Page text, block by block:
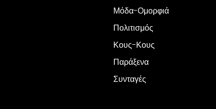
Μόδα-Ομορφιά
Πολιτισμός
Κους-Κους
Παράξενα
Συνταγές